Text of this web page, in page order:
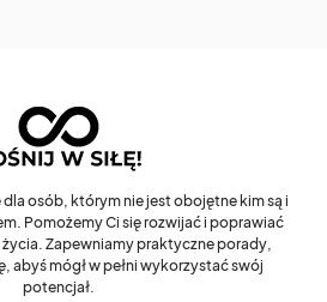
dla osób, którym nie jest obojętne kim są i
Pomożemy Ci się rozwijać i poprawiać
Zapewniamy praktyczne porady,
abyś mógł w pełni wykorzystać swój
potencjał.